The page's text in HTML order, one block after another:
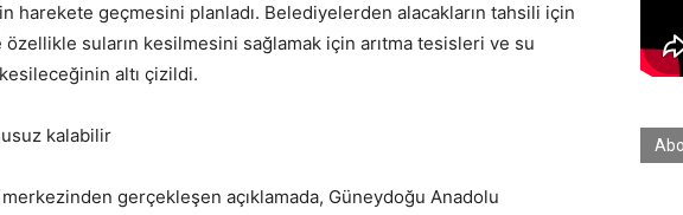
harekete geçmesini planladı. Belediyelerden alacakların tahsili için
suların kesilmesini sağlamak için arıtma tesisleri ve su
altı çizildi.
kalabilir
merkezinden gerçekleşen açıklamada, Güneydoğu Anadolu